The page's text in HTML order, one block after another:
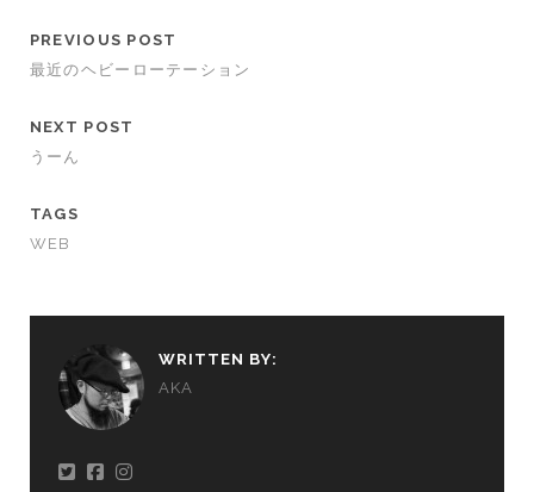
PREVIOUS POST
最近のヘビーローテーション
NEXT POST
うーん
TAGS
WEB
WRITTEN BY:
AKA